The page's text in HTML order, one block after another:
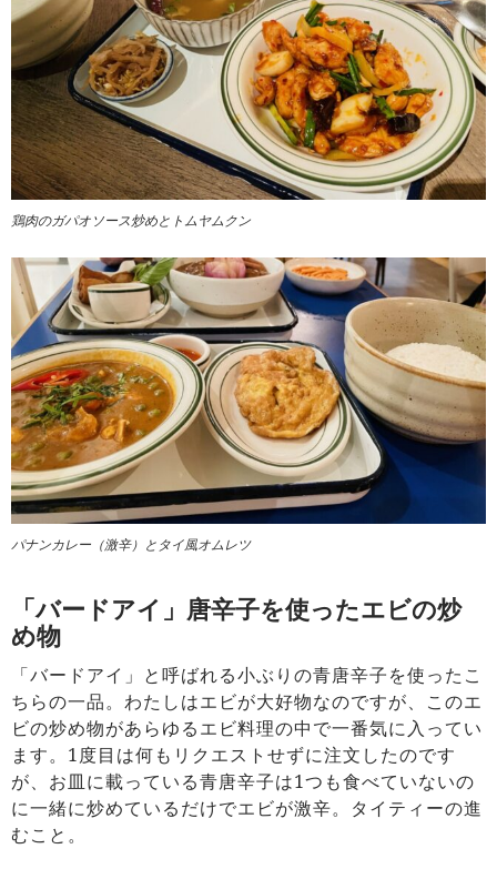
鶏肉のガパオソース炒めとトムヤムクン
パナンカレー（激辛）とタイ風オムレツ
「バードアイ」唐辛子を使ったエビの炒
め物
「バードアイ」と呼ばれる小ぶりの青唐辛子を使ったこ
ちらの一品。わたしはエビが大好物なのですが、このエ
ビの炒め物があらゆるエビ料理の中で一番気に入ってい
ます。1度目は何もリクエストせずに注文したのです
が、お皿に載っている青唐辛子は1つも食べていないの
に一緒に炒めているだけでエビが激辛。タイティーの進
むこと。